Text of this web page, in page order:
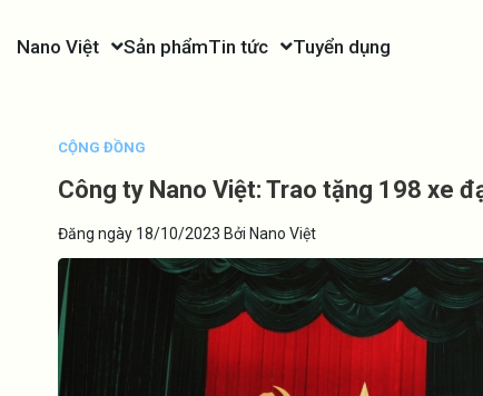
Nano Việt Sản phẩmTin tức Tuyển dụng
CỘNG ĐỒNG
Công ty Nano Việt: Trao tặng 198 xe
Đăng ngày 18/10/2023 Bởi Nano Việt